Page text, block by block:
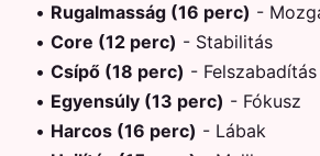
• Rugalmasság (16 perc) -
• Core (12 perc) - Stabilitás
• Csípő (18 perc) - Felszabadítás
• Egyensúly (13 perc) - Fókusz
• Harcos (16 perc) - Lábak